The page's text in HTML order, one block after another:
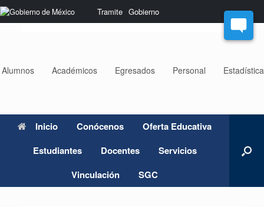
Nota:
este
sistema
Tramite Gobierno
Saltar
al
Alumnos Académicos Egresados Personal
Inicio Conócenos
Oferta Educativa
Estudiantes
Docentes
Servicios
Vinculación
SGC